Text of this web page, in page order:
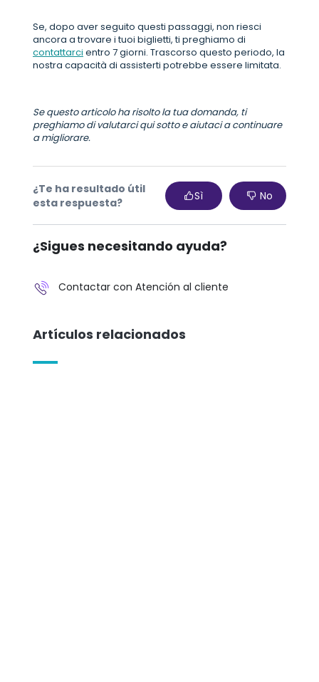
Se, dopo aver seguito questi passaggi, non riesci
ancora a trovare i tuoi biglietti, ti preghiamo di
contattarci entro 7 giorni. Trascorso questo periodo, la
nostra capacità di assisterti potrebbe essere limitata.
Se questo articolo ha risolto la tua domanda, ti
preghiamo di valutarci qui sotto e aiutaci a continuare
a migliorare.
¿Te ha resultado útil
esta respuesta?
Sì No
¿Sigues necesitando ayuda?
Contactar con Atención al cliente
Artículos relacionados